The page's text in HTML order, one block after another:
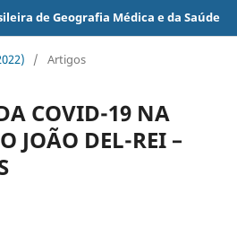
de Geografia Médica e da Saúde
/ Artigos
COVID-19 NA
JOÃO DEL-REI –